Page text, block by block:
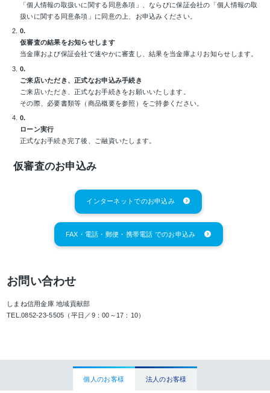
「個人情報の取扱いに関する同意条項」、ならびに保証会社の「個人情報の取
扱いに関する同意条項」に同意の上、お申込みください。
仮審査の結果をお知らせします
当金庫および保証会社で速やかに審査し、結果を当金庫よりお知らせします。
ご来店いただき、正式なお申込み手続き
ご来店いただき、正式なお手続きをお願いいたします。
その際、必要書類等（商品概要を参照）をご持参ください。
ローン実行
正式なお手続き完了後、ご融資いたします。
仮審査のお申込み
インターネットでのお申込み
FAX・電話・郵便・携帯電話 でのお申込み
お問い合わせ
しまね信用金庫 地域貢献部
TEL.0852-23-5505（平日／9：00～17：10）
個人のお客様 法人のお客様